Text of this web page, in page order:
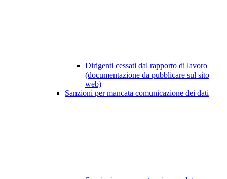
Dirigenti cessati dal rapporto di lavoro
(documentazione da pubblicare sul sito
web)
Sanzioni per mancata comunicazione dei dati